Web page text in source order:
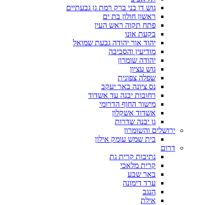
גוש דן בני ברק רמת גן גבעתיים
ראשון חולון בת ים
פתח תקוה ראש העין
בקעת אונו
יהוד אור יהודה גבעת שמואל
מודיעין והסביבה
יהודה שומרון
גוש עציון
שפלה צפונית
נס ציונה באר יעקב
רחובות יבנה עד אשדוד
מישור החוף הדרומי
אשדוד אשקלון
גן יבנה שדרות
ירושלים והשומרון
בית שמש עומק אילון
דרום
נתיבות קרית גת
קרית מלאכי
באר שבע
ערד דימונה
הנגב
אילת